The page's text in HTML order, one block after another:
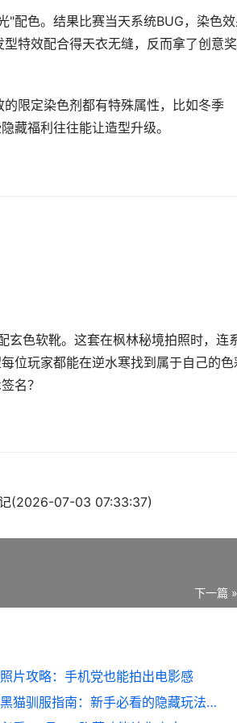
"配色。结果比赛当天系统BUG，染色
特效配合得天衣无缝，反而拿了创意
限定染色剂都有特殊属性，比如冬季
藏福利往往能让造型升级。
玄色软靴。这套在枫林秘境拍照时，连
位玩家都能在逆水寒找到属于自己的色
名？
(2026-07-03 07:33:37)
下一篇 »
片攻略：手机党也能拍出电影感
逆水寒混沌黑猫驯服指南：新手必看的隐藏玩法全解析